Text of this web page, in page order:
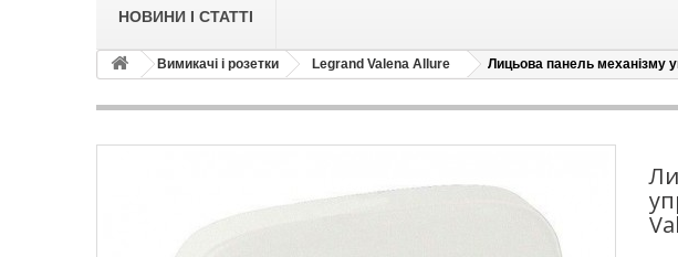
LEGRAND
Legrand Etika
НОВИНИ І СТАТТІ
Вимикачі і розетки Legrand Valena Allure Лицьова панель механізму